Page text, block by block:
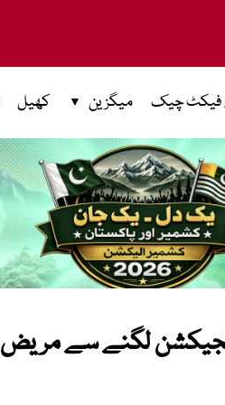
فیکٹ چیک میگزین کھیل
لگنے سے مریض